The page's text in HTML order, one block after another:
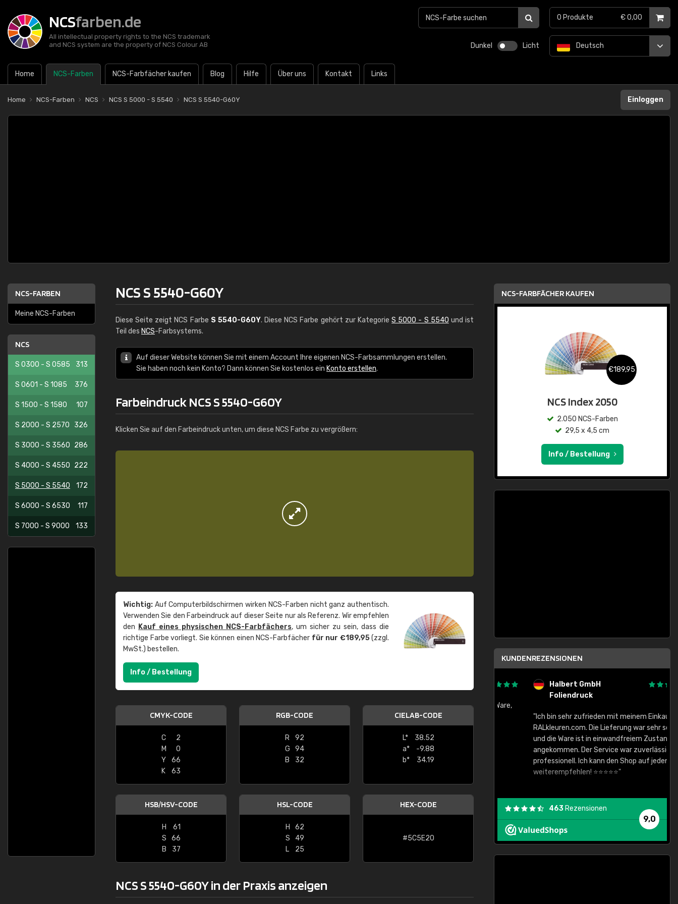
NCSfarben.de
All intellectual property rights to the NCS trademark
and NCS system are the property of NCS Colour AB
Dunkel Licht
Home NCS-Farben NCS-Farbfächer kaufen Blog Hilfe Über uns Kontakt Links
Deutsch
0 Produkte € 0,00
Home NCS-Farben NCS NCS S 5000 - S 5540 NCS S 5540-G60Y Einloggen
NCS-FARBEN
Meine NCS-Farben
NCS
S 0300 - S 0585 313
S 0601 - S 1085 376
S 1500 - S 1580 107
S 2000 - S 2570 326
S 3000 - S 3560 286
S 4000 - S 4550 222
S 5000 - S 5540 172
S 6000 - S 6530 117
S 7000 - S 9000 133
NCS S 5540-G60Y
Diese Seite zeigt NCS Farbe S 5540-G60Y. Diese NCS Farbe gehört zur KategorieS 5000 - S 5540 und ist
Teil des NCS-Farbsystems.
Auf dieser Website können Sie mit einem Account Ihre eigenen NCS-Farbsammlungen erstellen.
Sie haben noch kein Konto? Dann können Sie kostenlos ein Konto erstellen.
Farbeindruck NCS S 5540-G60Y
Klicken Sie auf den Farbeindruck unten, um diese NCS Farbe zu vergrößern:
Wichtig: Auf Computerbildschirmen wirken NCS-Farben nicht ganz authentisch.
Verwenden Sie den Farbeindruck auf dieser Seite nur als Referenz. Wir empfehlen
den Kauf eines physischen NCS-Farbfächers, um sicher zu sein, dass die
richtige Farbe vorliegt. Sie können einen NCS-Farbfächer für nur €189,95(zzgl.
MwSt.) bestellen.
Info / Bestellung
CMYK-CODE
C
2
M
0
Y
66
K
63
RGB-CODE
R
92
G
94
B
32
CIELAB-CODE
L*
38.52
a*
-9.88
b*
34.19
HSB/HSV-CODE
H
61
S
66
B
37
HSL-CODE
H
62
S
49
L
25
HEX-CODE
#5C5E20
NCS S 5540-G60Y in der Praxis anzeigen
NCS-FARBFÄCHER KAUFEN
€189,95
NCS Index 2050
2.050 NCS-Farben
29,5 x 4,5 cm
Info / Bestellung
KUNDENREZENSIONEN
"Alles so, wie man es sich wünscht, gute Ware,
schnelle Lieferung."
Halbert GmbH
Foliendruck
"Ich bin sehr zufrieden mit meinem Einkauf bei
RALkleuren.com. Die Lieferung war sehr schnell
und die Ware ist in einwandfreiem Zustand
angekommen. Der Service war zuverlässig und
professionell. Ich kann den Shop auf jeden Fall
weiterempfehlen! ⭐⭐⭐⭐⭐"
9,0
463 Rezensionen